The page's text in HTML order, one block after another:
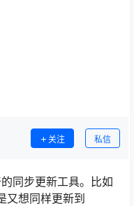
关注 私信
同步更新工具。比如
想同样更新到